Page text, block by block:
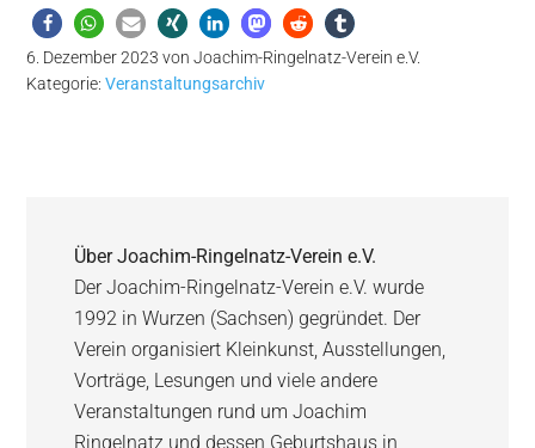
6. Dezember 2023 vonJoachim-Ringelnatz-Verein e.V.
Kategorie:Veranstaltungsarchiv
ÜberJoachim-Ringelnatz-Verein e.V.
Der Joachim-Ringelnatz-Verein e.V. wurde
1992 in Wurzen (Sachsen) gegründet. Der
Verein organisiert Kleinkunst, Ausstellungen,
Vorträge, Lesungen und viele andere
Veranstaltungen rund um Joachim
Ringelnatz und dessen Geburtshaus in